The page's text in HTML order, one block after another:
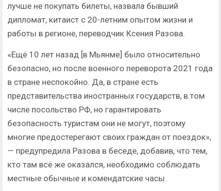
лучше не покупать билеты, назвала бывший
дипломат, китаист с 20-летним опытом жизни и
работы в регионе, переводчик Ксения Разова.
«Ещё 10 лет назад [в Мьянме] было относительно
безопасно, но после военного переворота 2021 года
в стране неспокойно. Да, в стране есть
представительства иностранных государств, в том
числе посольство РФ, но гарантировать
безопасность туристам они не могут, поэтому
многие предостерегают своих граждан от поездок»,
— предупредила Разова в беседе, добавив, что тем,
кто там всё же оказался, необходимо соблюдать
местные обычные и комендатские часы.